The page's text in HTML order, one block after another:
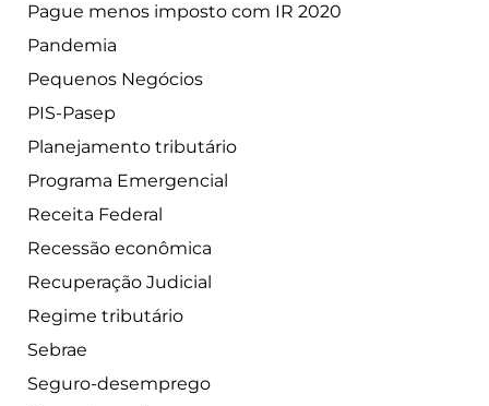
Pague menos imposto com IR 2020
Pandemia
Pequenos Negócios
PIS-Pasep
Planejamento tributário
Programa Emergencial
Receita Federal
Recessão econômica
Recuperação Judicial
Regime tributário
Sebrae
Seguro-desemprego